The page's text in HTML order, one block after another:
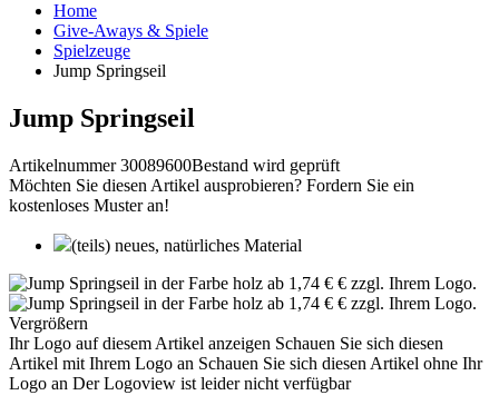
Home
Give-Aways & Spiele
Spielzeuge
Jump Springseil
Jump Springseil
Artikelnummer 30089600Bestand wird geprüft
Möchten Sie diesen Artikel ausprobieren? Fordern Sie ein
kostenloses Muster an!
(teils) neues, natürliches Material
Vergrößern
Ihr Logo auf diesem Artikel anzeigen Schauen Sie sich diesen
Artikel mit Ihrem Logo an Schauen Sie sich diesen Artikel ohne Ihr
Logo an Der Logoview ist leider nicht verfügbar